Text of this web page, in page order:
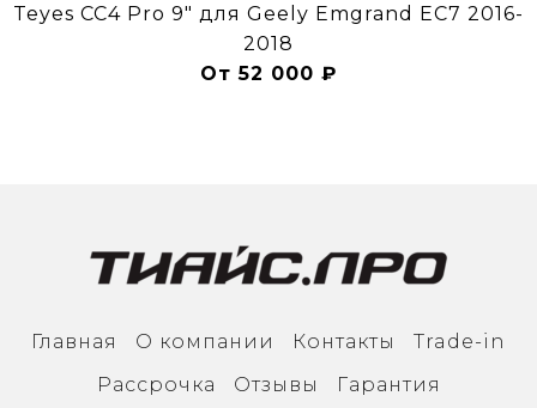
Teyes CC4 Pro 9" для Geely Emgrand EC7 2016-
2018
От 52 000 ₽
Главная О компании Контакты
Trade-in
Рассрочка
Отзывы Гарантия